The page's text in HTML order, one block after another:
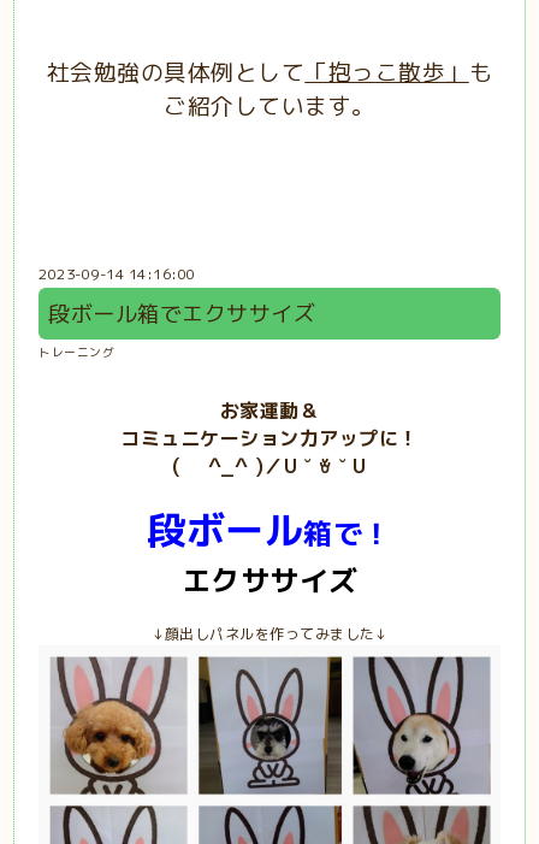
社会勉強の具体例として 「抱っこ散歩」 も
ご紹介しています。
2023-09-14 14:16:00
段ボール箱でエクササイズ
トレーニング
お家運動＆
コミュニケーション力アップに！
( ^_^ )／U ˘⁠ ⁠ꈊ⁠ ⁠˘⁠ U
段ボール箱で！
エクササイズ
↓顔出しパネルを作ってみました↓